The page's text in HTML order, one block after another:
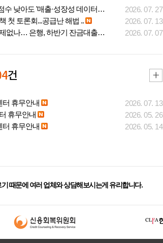
소상공인 신용점수 낮아도 '매출·성장성 데이터..
2026. 07. 27
첫 토론회...공급난 해법 ..
2026. 07. 13
아파트 입주 문제없나… 은행, 하반기 잔금대출..
2026. 07. 07
건
터 휴무안내
2026. 07. 13
휴무안내
2026. 05. 26
터 휴무안내
2026. 05. 14
때문에 여러 업체와 상담해보시는게 유리합니다.